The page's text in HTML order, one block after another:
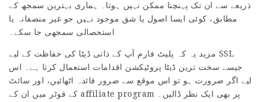
ذریعے سے ان تک پہنچنا ممکن نہیں ہوتا۔ ہماری بہترین سمجھ کے
مطابق، کوئی ایسا اصول یا شق موجود نہیں جو غیر منصفانہ یا
استحصالی سمجھی جا سکے۔
مزید یہ کہ پلیٹ فارم آپ کے ذاتی ڈیٹا کی حفاظت کے لیے SSL
جیسے سخت ترین ڈیٹا پروٹیکشن اقدامات استعمال کرتا ہے۔ اس
لیے اگر ضرورت ہو تو اس موقع سے ضرور فائدہ اٹھائیں، اور سائٹ
کے فوٹر میں ان کے affiliate program پر بھی ایک نظر ڈالیں۔